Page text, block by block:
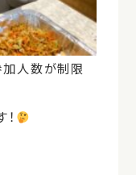
加人数が制限